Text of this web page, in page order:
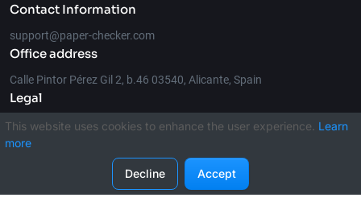
Contact Information
support@paper-checker.com
Office address
Calle Pintor Pérez Gil 2, b.46 03540, Alicante, Spain
Legal
This website uses cookies to enhance the user experience. Learn
more
Decline Accept